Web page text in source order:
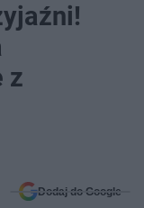
z
Dodaj do Google